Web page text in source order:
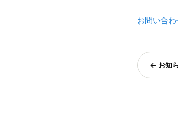
お問い合
← お知